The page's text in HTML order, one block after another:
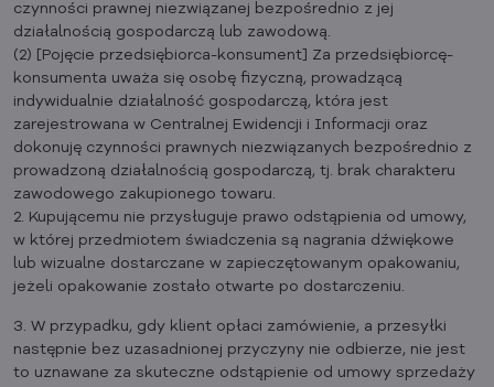
czynności prawnej niezwiązanej bezpośrednio z jej
działalnością gospodarczą lub zawodową.
(2) [Pojęcie przedsiębiorca-konsument] Za przedsiębiorcę-
konsumenta uważa się osobę fizyczną, prowadzącą
indywidualnie działalność gospodarczą, która jest
zarejestrowana w Centralnej Ewidencji i Informacji oraz
dokonuję czynności prawnych niezwiązanych bezpośrednio z
prowadzoną działalnością gospodarczą, tj. brak charakteru
zawodowego zakupionego towaru.
2. Kupującemu nie przysługuje prawo odstąpienia od umowy,
w której przedmiotem świadczenia są nagrania dźwiękowe
lub wizualne dostarczane w zapieczętowanym opakowaniu,
jeżeli opakowanie zostało otwarte po dostarczeniu.
3. W przypadku, gdy klient opłaci zamówienie, a przesyłki
następnie bez uzasadnionej przyczyny nie odbierze, nie jest
to uznawane za skuteczne odstąpienie od umowy sprzedaży